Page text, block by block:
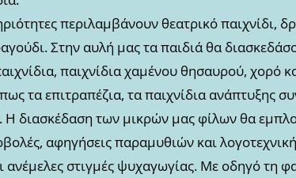
περιλαμβάνουν θεατρικό παιχνίδι,
Στην αυλή μας τα παιδιά θα
παιχνίδια χαμένου θησαυρού, χορό
τα επιτραπέζια, τα παιχνίδια ανάπτυξης
διασκέδαση των μικρών μας φίλων θα
αφηγήσεις παραμυθιών και
στιγμές ψυχαγωγίας. Με οδηγό τη